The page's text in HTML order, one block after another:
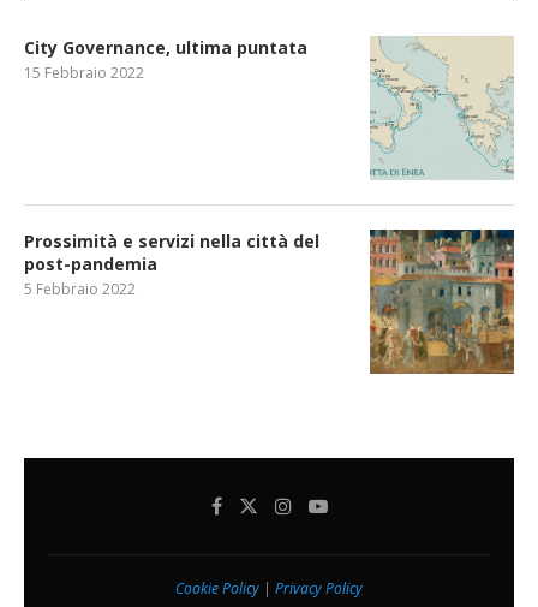
City Governance, ultima puntata
15 Febbraio 2022
Prossimità e servizi nella città del
post-pandemia
5 Febbraio 2022
Cookie Policy | Privacy Policy